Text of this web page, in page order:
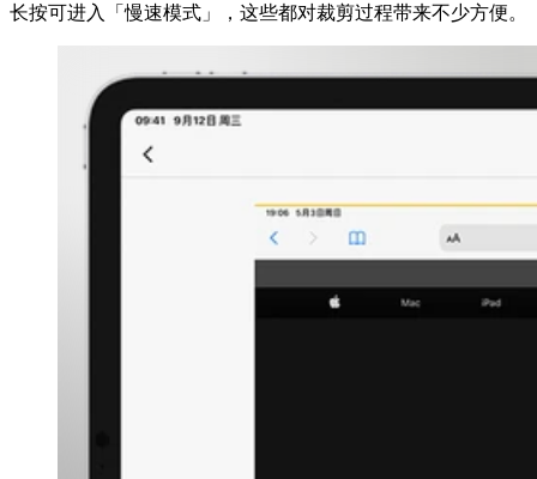
长按可进入「慢速模式」，这些都对裁剪过程带来不少方便。